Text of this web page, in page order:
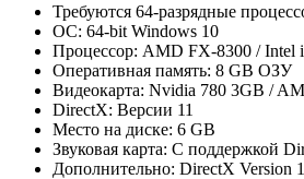
Требуются 64-разрядные
ОС: 64-bit Windows 10
Процессор: AMD FX-8300 / Intel
Оперативная память: 8 GB ОЗУ
Видеокарта: Nvidia 780 3GB /
DirectX: Версии 11
Место на диске: 6 GB
Звуковая карта: С поддержкой
Дополнительно: DirectX Version